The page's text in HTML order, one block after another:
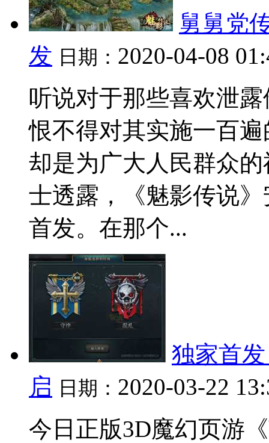
舅舅党
发 日期： 2020-04-08
听说对于那些喜欢泄
恨不得对其实施一百
却是为广大人民群众
士透露，《魅影传说
首发。在那个...
独家首
启 日期： 2020-03-22
今日正版3D魔幻页游